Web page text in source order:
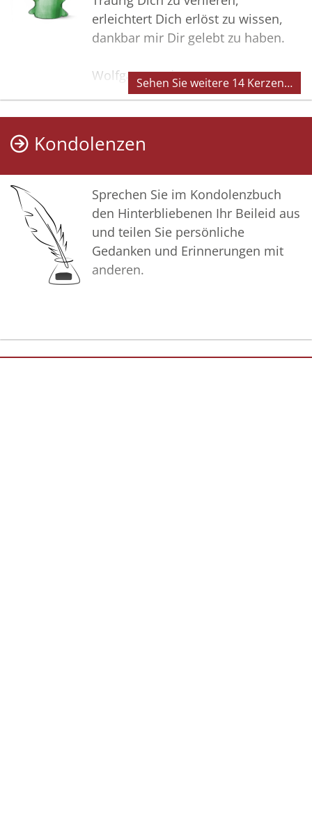
erleichtert Dich erlöst zu wissen,
dankbar mir Dir gelebt zu haben.
Wolfgang und Ute
Sehen Sie weitere 14 Kerzen…
Kondolenzen
Sprechen Sie im Kondolenzbuch
den Hinterbliebenen Ihr Beileid aus
und teilen Sie persönliche
Gedanken und Erinnerungen mit
anderen.